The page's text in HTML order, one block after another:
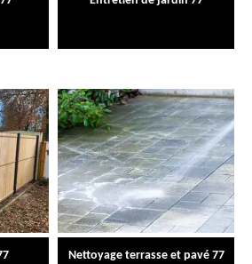
Nettoyage terrasse et pavé 77